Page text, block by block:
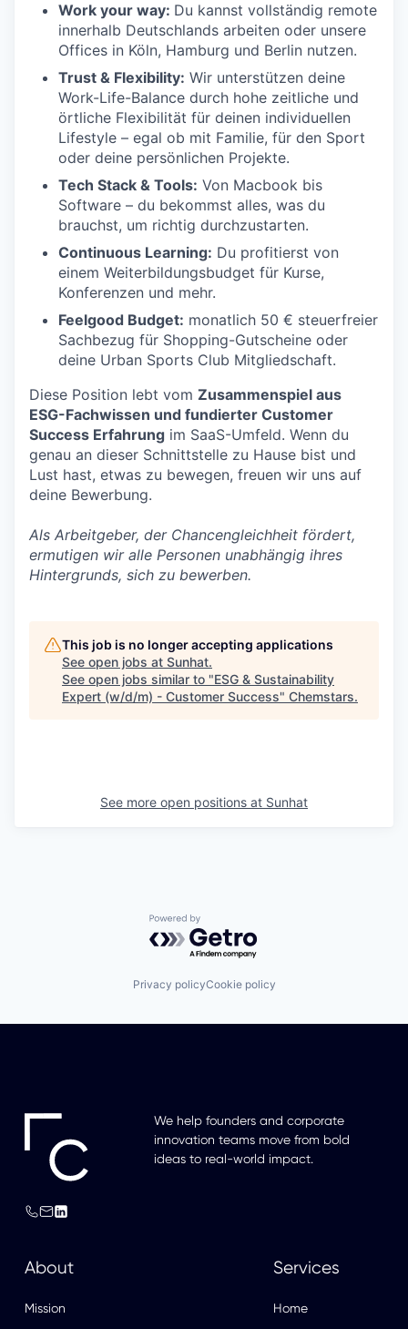
Work your way: Du kannst vollständig remote
innerhalb Deutschlands arbeiten oder unsere
Offices in Köln, Hamburg und Berlin nutzen.
Trust & Flexibility: Wir unterstützen deine
Work-Life-Balance durch hohe zeitliche und
örtliche Flexibilität für deinen individuellen
Lifestyle – egal ob mit Familie, für den Sport
oder deine persönlichen Projekte.
Tech Stack & Tools: Von Macbook bis
Software – du bekommst alles, was du
brauchst, um richtig durchzustarten.
Continuous Learning: Du profitierst von
einem Weiterbildungsbudget für Kurse,
Konferenzen und mehr.
Feelgood Budget: monatlich 50 € steuerfreier
Sachbezug für Shopping-Gutscheine oder
deine Urban Sports Club Mitgliedschaft.
Diese Position lebt vom Zusammenspiel aus
ESG-Fachwissen und fundierter Customer
Success Erfahrung im SaaS-Umfeld. Wenn du
genau an dieser Schnittstelle zu Hause bist und
Lust hast, etwas zu bewegen, freuen wir uns auf
deine Bewerbung.
Als Arbeitgeber, der Chancengleichheit fördert,
ermutigen wir alle Personen unabhängig ihres
Hintergrunds, sich zu bewerben.
This job is no longer accepting applications
See open jobs at Sunhat.
See open jobs similar to "ESG & Sustainability
Expert (w/d/m) - Customer Success" Chemstars.
See more open positions at Sunhat
Powered by Getro.com
Privacy policyCookie policy
We help founders and corporate
innovation teams move from bold
ideas to real-world impact.
About
Mission
Services
Home